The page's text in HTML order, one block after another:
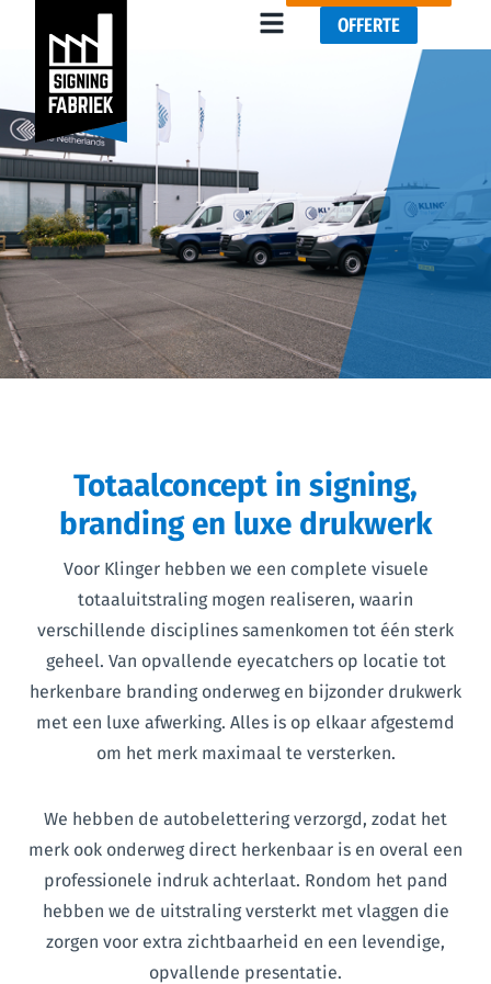
OFFERTE
Totaalconcept in signing,
branding en luxe drukwerk
Voor Klinger hebben we een complete visuele
totaaluitstraling mogen realiseren, waarin
verschillende disciplines samenkomen tot één sterk
geheel. Van opvallende eyecatchers op locatie tot
herkenbare branding onderweg en bijzonder drukwerk
met een luxe afwerking. Alles is op elkaar afgestemd
om het merk maximaal te versterken.
We hebben de autobelettering verzorgd, zodat het
merk ook onderweg direct herkenbaar is en overal een
professionele indruk achterlaat. Rondom het pand
hebben we de uitstraling versterkt met vlaggen die
zorgen voor extra zichtbaarheid en een levendige,
opvallende presentatie.